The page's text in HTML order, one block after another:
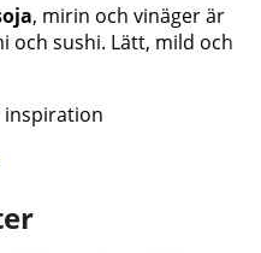
, mirin och vinäger är
och sushi. Lätt, mild och
inspiration